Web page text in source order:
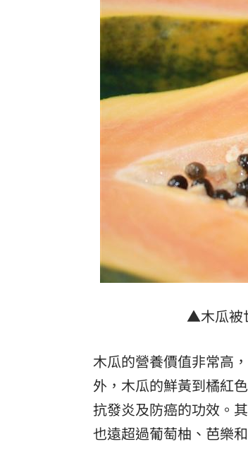
▲木瓜被
木瓜的營養價值非常高
外，木瓜的鮮黃到橘紅
抗發炎及防癌的功效。
也遠超過葡萄柚、芭樂